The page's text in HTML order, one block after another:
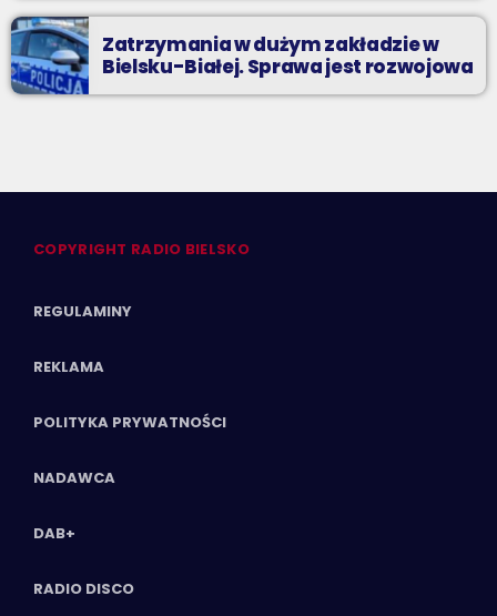
Zatrzymania w dużym zakładzie w
Bielsku-Białej. Sprawa jest rozwojowa
COPYRIGHT RADIO BIELSKO
REGULAMINY
REKLAMA
POLITYKA PRYWATNOŚCI
NADAWCA
DAB+
RADIO DISCO